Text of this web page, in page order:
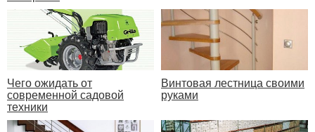
Чего ожидать от
современной садовой
техники
Винтовая лестница своими
руками